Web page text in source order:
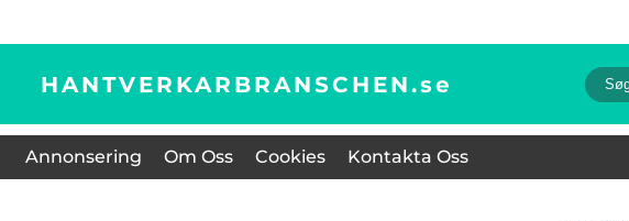
HANTVERKARBRANSCHEN.se
Annonsering Om Oss Cookies Kontakta Oss